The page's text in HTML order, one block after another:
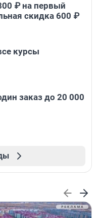
₽ на первый
скидка 600 ₽
курсы
заказ до 20 000